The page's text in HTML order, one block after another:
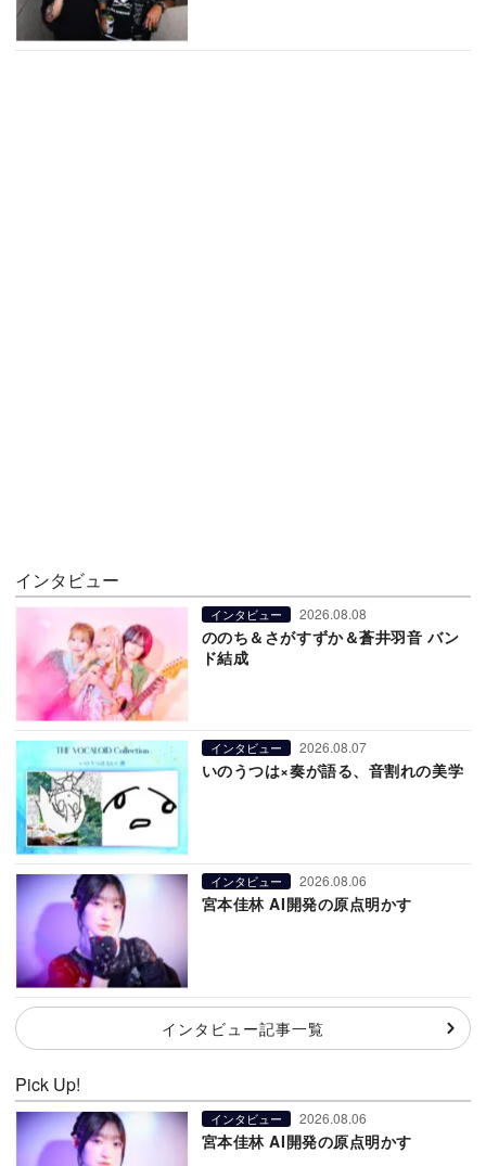
インタビュー
インタビュー 2026.08.08
ののち＆さがすずか＆蒼井羽音 バン
ド結成
インタビュー 2026.08.07
いのうつは×奏が語る、音割れの美学
インタビュー 2026.08.06
宮本佳林 AI開発の原点明かす
インタビュー記事一覧
Pick Up!
インタビュー 2026.08.06
宮本佳林 AI開発の原点明かす